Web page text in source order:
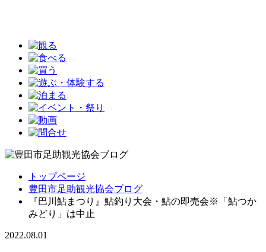
トップページ
豊田市足助観光協会ブログ
『巴川鮎まつり』鮎釣り大会・鮎の即売会※「鮎つか
みどり」は中止
2022.08.01